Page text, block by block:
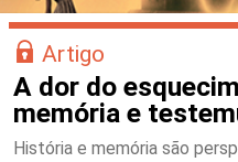
Artigo
A dor do
memória e
História e memória são